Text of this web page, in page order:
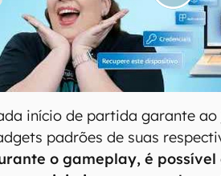
00:00/04:52
início de partida garante
padrões de suas
o gameplay, é